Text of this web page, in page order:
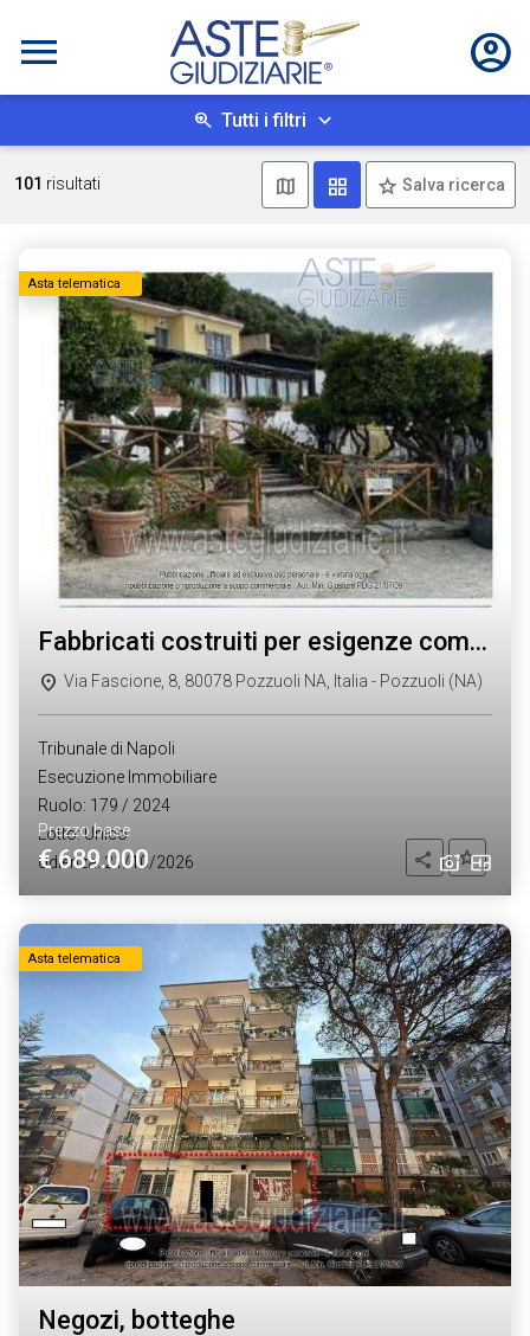
Tutti i filtri
101 risultati Mostra mappaMostra come box
Salva ricerca
Asta telematica
Prezzo base
€ 689.000
fabbricati costruiti per esigenze commerciali
Via Fascione, 8, 80078 Pozzuoli NA, Italia - Pozzuoli (NA)
Tribunale di Napoli
Esecuzione Immobiliare
Ruolo: 179 / 2024
Lotto: Unico
Udienza: 21/10/2026
Condividi
Asta telematica
negozi, botteghe